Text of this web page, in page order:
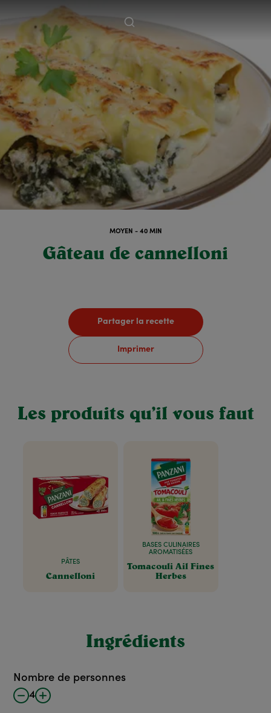
MOYEN - 40 MIN
Gâteau de cannelloni
Partager la recette
Imprimer
Les produits qu’il vous faut
PÂTES
Cannelloni
BASES CULINAIRES
AROMATISÉES
Tomacouli Ail Fines
Herbes
Ingrédients
Nombre de personnes
4